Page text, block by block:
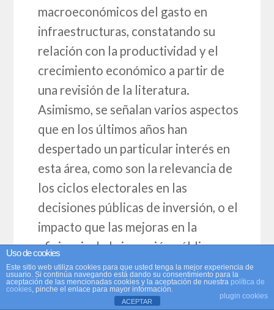
macroeconómicos del gasto en
infraestructuras, constatando su
relación con la productividad y el
crecimiento económico a partir de
una revisión de la literatura.
Asimismo, se señalan varios aspectos
que en los últimos años han
despertado un particular interés en
esta área, como son la relevancia de
los ciclos electorales en las
decisiones públicas de inversión, o el
impacto que las mejoras en la
eficiencia de la inversión pública
tiene sobre el crecimiento. La
relación entre gasto público y
crecimiento también se aborda en la
Uso de cookies
Este sitio web utiliza cookies para que usted tenga la mejor experiencia de
usuario. Si continúa navegando está dando su consentimiento para la
aceptación de las mencionadas cookies y la aceptación de nuestra política de
cookies, pinche el enlace para mayor información.
plugin cookies
ACEPTAR